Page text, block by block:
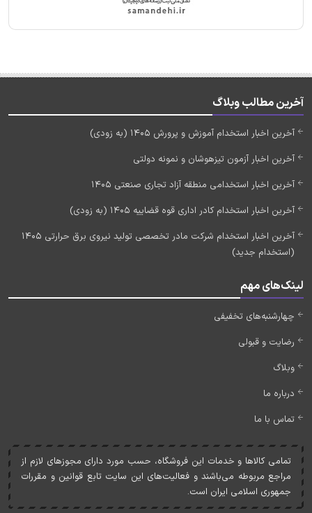
آخرین مطالب وبلاگ
آخرین اخبار استخدام آموزش و پرورش 1405 (به زودی)
آخرین اخبار آزمون تیزهوشان و نمونه دولتی
آخرین اخبار استخدامی منطقه آزاد تجاری صنعتی 1405
آخرین اخبار استخدام کادر اداری قوه قضاییه 1405 (به زودی)
آخرین اخبار استخدام شرکت مادر تخصصی تولید نیروی برق حرارتی 1405
(استخدام جدید)
لینک‌های مهم
چهارشنبه‌های تخفیفی
رضایت و قبولی
وبلاگ
درباره ما
تماس با ما
تمامی کالاها و خدمات اين فروشگاه، حسب مورد دارای مجوزهای لازم از
مراجع مربوطه می‌باشند و فعاليت‌های اين سايت تابع قوانين و مقررات
جمهوری اسلامی ايران است.